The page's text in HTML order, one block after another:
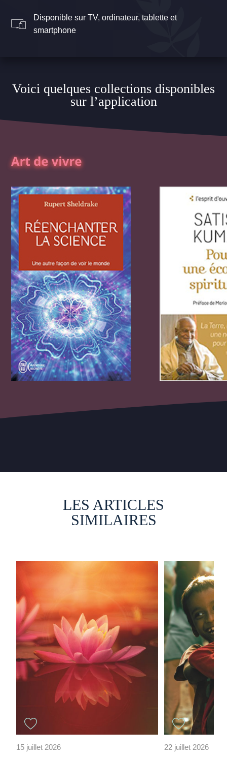
Disponible sur TV, ordinateur, tablette et
smartphone
Voici quelques collections disponibles
sur l’application
LES ARTICLES
SIMILAIRES
15 juillet 2026 22 juillet 2026